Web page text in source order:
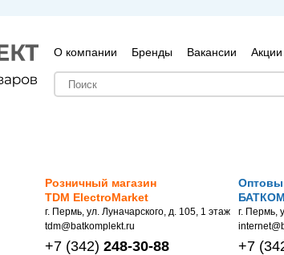
О компании Бренды Вакансии Акции
Розничный магазин
TDM ElectroMarket
г. Пермь, ул. Луначарского, д. 105, 1 этаж
tdm@batkomplekt.ru
+7 (342) 248-30-88
г. Пермь,
+7